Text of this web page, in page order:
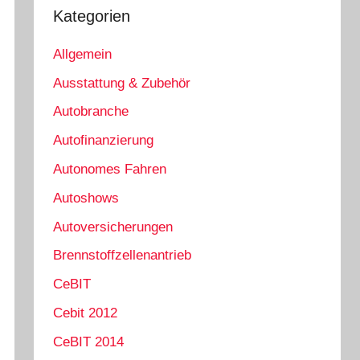
Kategorien
Allgemein
Ausstattung & Zubehör
Autobranche
Autofinanzierung
Autonomes Fahren
Autoshows
Autoversicherungen
Brennstoffzellenantrieb
CeBIT
Cebit 2012
CeBIT 2014